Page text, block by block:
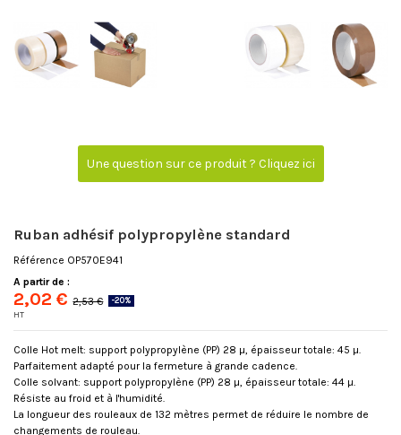
Une question sur ce produit ? Cliquez ici
Ruban adhésif polypropylène standard
Référence OP570E941
A partir de :
2,02 € 2,53 € -20%
HT
Colle Hot melt: support polypropylène (PP) 28 µ, épaisseur totale: 45 µ.
Parfaitement adapté pour la fermeture à grande cadence.
Colle solvant: support polypropylène (PP) 28 µ, épaisseur totale: 44 µ.
Résiste au froid et à l'humidité.
La longueur des rouleaux de 132 mètres permet de réduire le nombre de
changements de rouleau.